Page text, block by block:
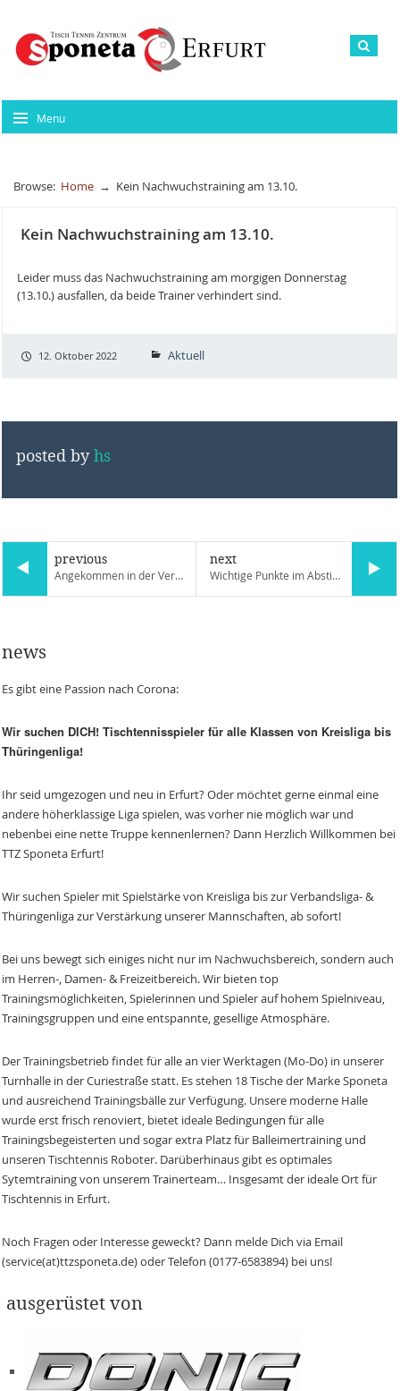
Menu
Browse: Home → Kein Nachwuchstraining am 13.10.
Kein Nachwuchstraining am 13.10.
Leider muss das Nachwuchstraining am morgigen Donnerstag
(13.10.) ausfallen, da beide Trainer verhindert sind.
12. Oktober 2022 Aktuell
posted byhs
previous
Angekommen in der Verbandsliga
next
Wichtige Punkte im Abstiegskampf für die ersten beiden Mannschaften
news
Es gibt eine Passion nach Corona:
Wir suchen DICH! Tischtennisspieler für alle Klassen von Kreisliga bis
Thüringenliga!
Ihr seid umgezogen und neu in Erfurt? Oder möchtet gerne einmal eine
andere höherklassige Liga spielen, was vorher nie möglich war und
nebenbei eine nette Truppe kennenlernen? Dann Herzlich Willkommen bei
TTZ Sponeta Erfurt!
Wir suchen Spieler mit Spielstärke von Kreisliga bis zur Verbandsliga- &
Thüringenliga zur Verstärkung unserer Mannschaften, ab sofort!
Bei uns bewegt sich einiges nicht nur im Nachwuchsbereich, sondern auch
im Herren-, Damen- & Freizeitbereich. Wir bieten top
Trainingsmöglichkeiten, Spielerinnen und Spieler auf hohem Spielniveau,
Trainingsgruppen und eine entspannte, gesellige Atmosphäre.
Der Trainingsbetrieb findet für alle an vier Werktagen (Mo-Do) in unserer
Turnhalle in der Curiestraße statt. Es stehen 18 Tische der Marke Sponeta
und ausreichend Trainingsbälle zur Verfügung. Unsere moderne Halle
wurde erst frisch renoviert, bietet ideale Bedingungen für alle
Trainingsbegeisterten und sogar extra Platz für Balleimertraining und
unseren Tischtennis Roboter. Darüberhinaus gibt es optimales
Sytemtraining von unserem Trainerteam… Insgesamt der ideale Ort für
Tischtennis in Erfurt.
Noch Fragen oder Interesse geweckt? Dann melde Dich via Email
(service(at)ttzsponeta.de) oder Telefon (0177-6583894) bei uns!
ausgerüstet von